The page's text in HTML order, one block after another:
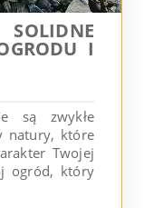
I
są zwykłe
natury, które
Twojej
ogród, który